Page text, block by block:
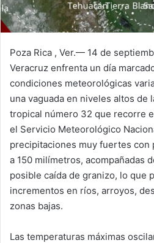
Poza Rica , Ver.— 14 de
Veracruz enfrenta un día
condiciones meteorológicas
una vaguada en niveles altos de
tropical número 32 que recorre
el Servicio Meteorológico
precipitaciones muy fuertes con
a 150 milímetros, acompañadas
posible caída de granizo, lo que
incrementos en ríos, arroyos,
zonas bajas.
Las temperaturas máximas